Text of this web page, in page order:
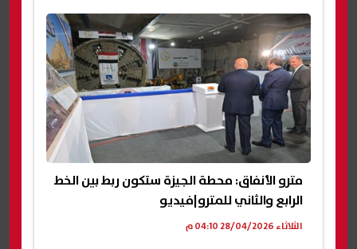
مترو الأنفاق: محطة الجيزة ستكون ربط بين الخط
الرابع والثاني للمترو|فيديو
الثلاثاء 28/04/2026 04:10 م